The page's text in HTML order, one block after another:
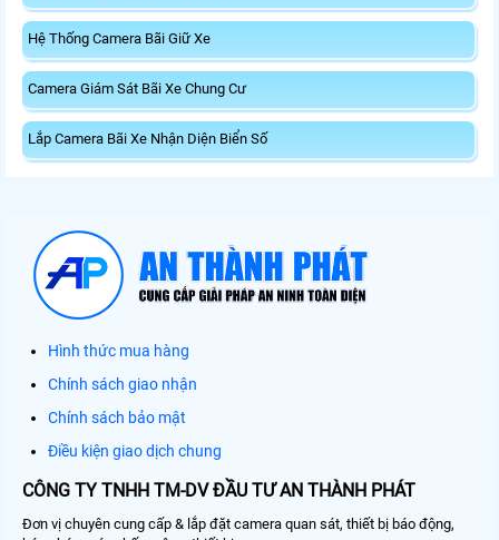
Hệ Thống Camera Bãi Giữ Xe
Camera Giám Sát Bãi Xe Chung Cư
Lắp Camera Bãi Xe Nhận Diện Biển Số
Hình thức mua hàng
Chính sách giao nhận
Chính sách bảo mật
Điều kiện giao dịch chung
CÔNG TY TNHH TM-DV ĐẦU TƯ AN THÀNH PHÁT
Đơn vị chuyên cung cấp & lắp đặt camera quan sát, thiết bị báo động,